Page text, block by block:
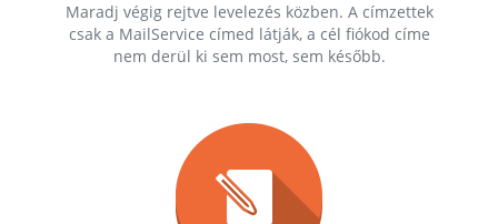
Maradj végig rejtve levelezés közben. A címzettek
csak a MailService címed látják, a cél fiókod címe
nem derül ki sem most, sem később.